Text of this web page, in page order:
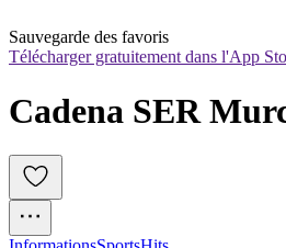
Sauvegarde des favoris
Télécharger gratuitement dans l'App
Cadena SER